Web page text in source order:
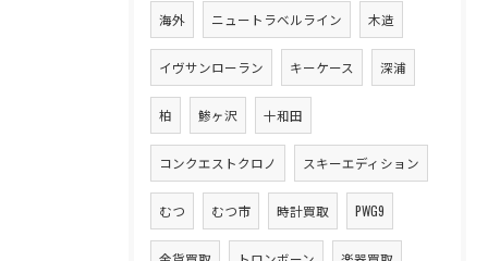
海外 ニュートラベルライン 木造
イヴサンローラン キーケース 深浦
柏 鯵ヶ沢 十和田
コンクエストクロノ スキーエディション
むつ むつ市 時計買取 PWG9